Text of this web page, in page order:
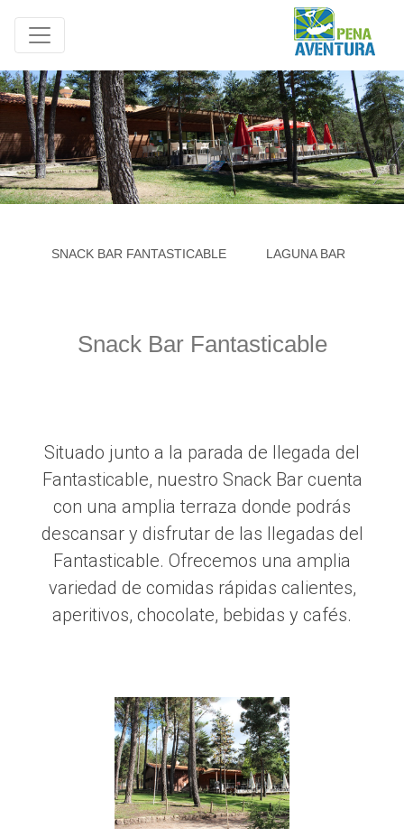
SNACK BAR FANTASTICABLE LAGUNA BAR
Snack Bar Fantasticable
Situado junto a la parada de llegada del
Fantasticable, nuestro Snack Bar cuenta
con una amplia terraza donde podrás
descansar y disfrutar de las llegadas del
Fantasticable. Ofrecemos una amplia
variedad de comidas rápidas calientes,
aperitivos, chocolate, bebidas y cafés.